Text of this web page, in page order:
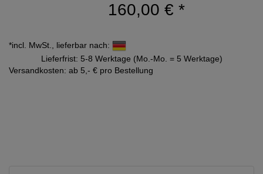
160,00 € *
*incl. MwSt., lieferbar nach:
Lieferfrist: 5-8 Werktage (Mo.-Mo. = 5 Werktage)
Versandkosten: ab 5,- € pro Bestellung